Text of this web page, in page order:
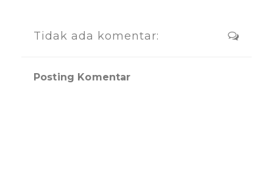
Tidak ada komentar:
Posting Komentar